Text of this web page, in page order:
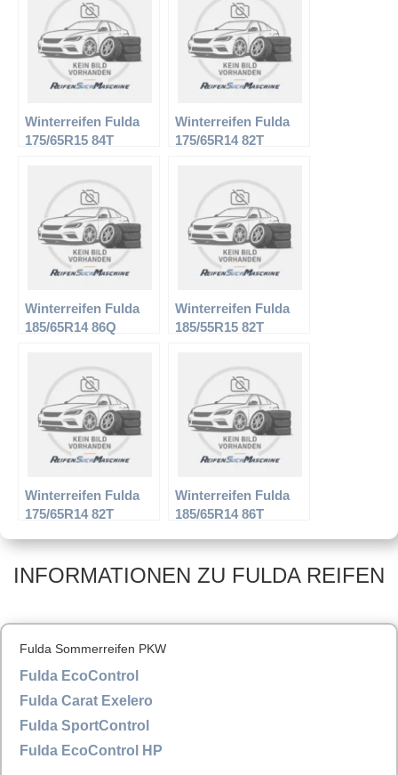
Winterreifen Fulda
175/65R15 84T
Winterreifen Fulda
175/65R14 82T
Winterreifen Fulda
185/65R14 86Q
Winterreifen Fulda
185/55R15 82T
Winterreifen Fulda
175/65R14 82T
Winterreifen Fulda
185/65R14 86T
INFORMATIONEN ZU FULDA REIFEN
Fulda Sommerreifen PKW
Fulda EcoControl
Fulda Carat Exelero
Fulda SportControl
Fulda EcoControl HP